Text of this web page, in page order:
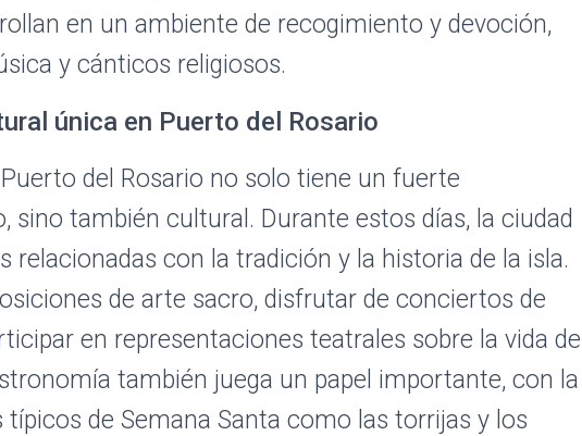
en un ambiente de recogimiento y devoción,
y cánticos religiosos.
única en Puerto del Rosario
del Rosario no solo tiene un fuerte
sino también cultural. Durante estos días, la ciudad
relacionadas con la tradición y la historia de la isla.
de arte sacro, disfrutar de conciertos de
en representaciones teatrales sobre la vida de
también juega un papel importante, con la
típicos de Semana Santa como las torrijas y los